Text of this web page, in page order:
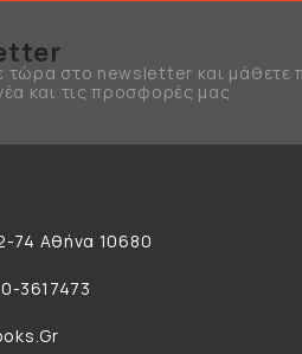
τώρα στο newsletter και μάθετε
και τις προσφορές μας
74 Αθήνα 10680
3617473